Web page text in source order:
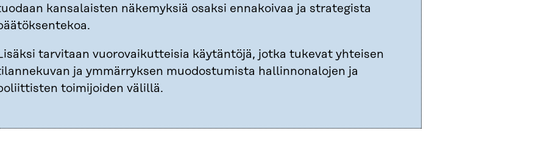
kansalaisten näkemyksiä osaksi ennakoivaa ja strategista
tarvitaan vuorovaikutteisia käytäntöjä, jotka tukevat yhteisen
ja ymmärryksen muodostumista hallinnonalojen ja
toimijoiden välillä.